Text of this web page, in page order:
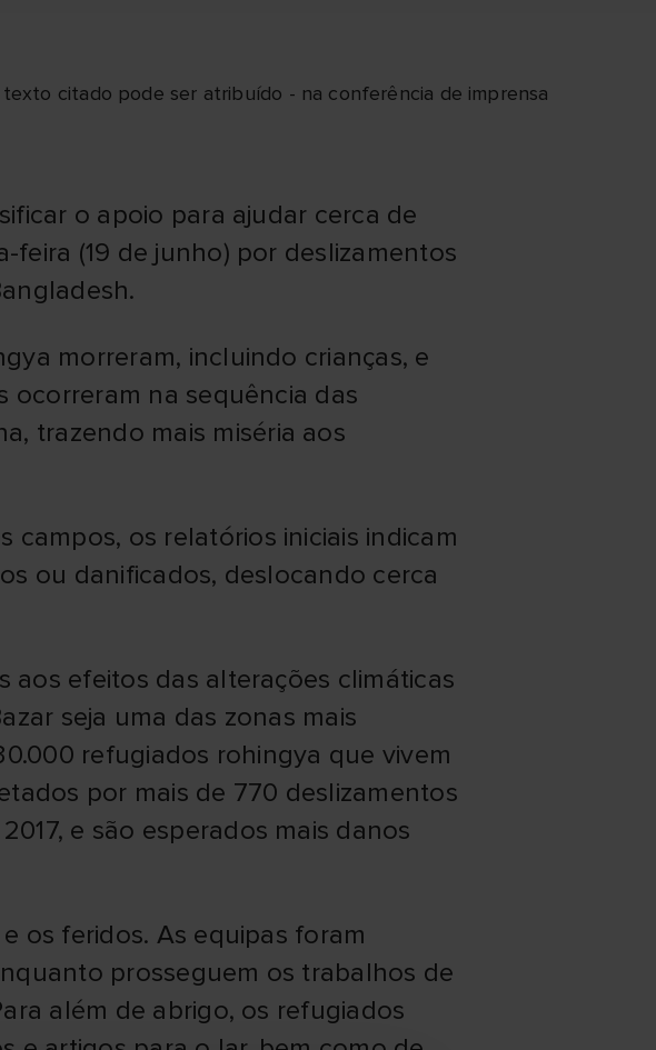
citado pode ser atribuído - na conferência de imprensa
o apoio para ajudar cerca de
(19 de junho) por deslizamentos
morreram, incluindo crianças, e
ocorreram na sequência das
trazendo mais miséria aos
os relatórios iniciais indicam
ou danificados, deslocando cerca
aos efeitos das alterações climáticas
seja uma das zonas mais
refugiados rohingya que vivem
por mais de 770 deslizamentos
e são esperados mais danos
os feridos. As equipas foram
prosseguem os trabalhos de
além de abrigo, os refugiados